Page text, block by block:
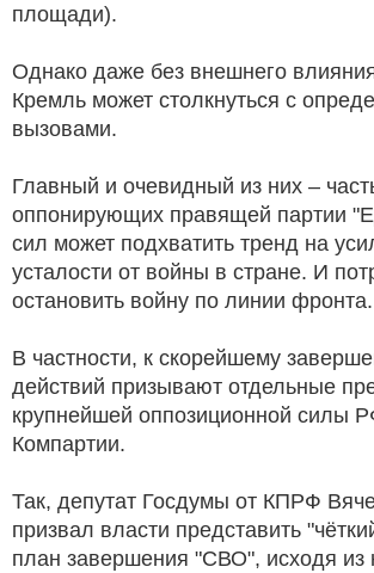
площади).
Однако даже без внешнего
Кремль может столкнуться с
вызовами.
Главный и очевидный из них –
оппонирующих правящей партии
сил может подхватить тренд на
усталости от войны в стране. И
остановить войну по линии фронта.
В частности, к скорейшему
действий призывают отдельные
крупнейшей оппозиционной силы
Компартии.
Так, депутат Госдумы от КПРФ
призвал власти представить
план завершения "СВО", исходя из